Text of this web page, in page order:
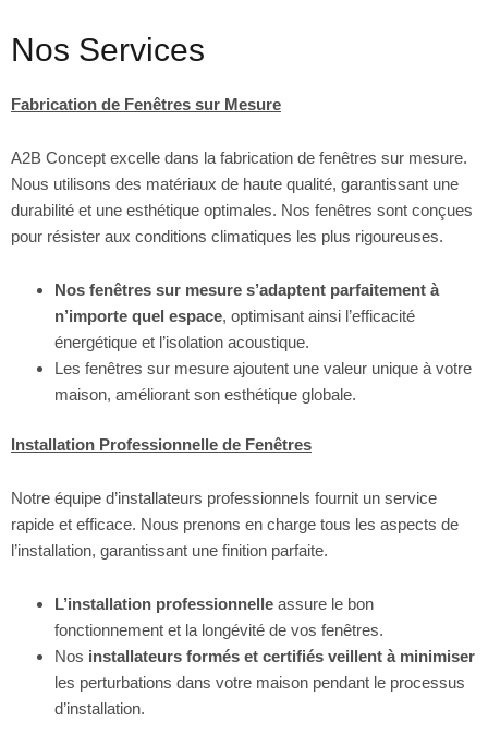
Nos Services
Fabrication de Fenêtres sur Mesure
A2B Concept excelle dans la fabrication de fenêtres sur mesure.
Nous utilisons des matériaux de haute qualité, garantissant une
durabilité et une esthétique optimales. Nos fenêtres sont conçues
pour résister aux conditions climatiques les plus rigoureuses.
Nos fenêtres sur mesure s’adaptent parfaitement à
n’importe quel espace, optimisant ainsi l’efficacité
énergétique et l’isolation acoustique.
Les fenêtres sur mesure ajoutent une valeur unique à votre
maison, améliorant son esthétique globale.
Installation Professionnelle de Fenêtres
Notre équipe d’installateurs professionnels fournit un service
rapide et efficace. Nous prenons en charge tous les aspects de
l’installation, garantissant une finition parfaite.
L’installation professionnelle assure le bon
fonctionnement et la longévité de vos fenêtres.
Nos installateurs formés et certifiés veillent à minimiser
les perturbations dans votre maison pendant le processus
d’installation.